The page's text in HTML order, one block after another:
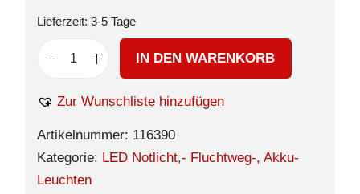
Lieferzeit: 3-5 Tage
IN DEN WARENKORB
Zur Wunschliste hinzufügen
Artikelnummer: 116390
Kategorie: LED Notlicht,- Fluchtweg-, Akku-
Leuchten